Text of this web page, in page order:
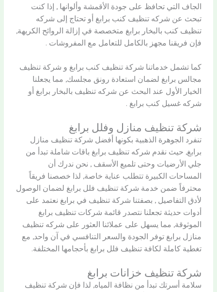
الجاف التي تحافظ على جودة الأقمشة وألوانها , إذا كنت
تبحث عن شركه تنظيف كنب برابغ أو تحتاج إلى شركه
تنظيف كنب بالبخار برابغ متخصصة في إزالة الروائح الكريهة,
فإن فريقنا مجهز بالكامل للتعامل مع المفروشات .
كما تشمل خدماتنا شركة تنظيف كنب برابغ و شركة تنظيف
مجالس برابغ لضمان استعادة رونق مجلسك, مما يجعلنا
الخيار الأول عند البحث عن شركه تنظيف بالبخار برابغ أو
شركه غسيل كنب برابغ .
شركة تنظيف منازل وفلل برابغ
تنفرد الجوهرة الذهبية بكونها أفضل شركة تنظيف منازل
برابغ, حيث نقدم شركه تنظيف برابغ باقات شاملة تبدأ من
جلي الأرضيات وحتى تلميع الأسقف , نحن ندرك أن
المساحات الكبيرة تتطلب عناية خاصة, لذا خصصنا فريقاً
محترفاً ضمن خدمة شركة تنظيف فلل برابغ لضمان الوصول
لأدق التفاصيل , بصفتنا شركة تنظيف في برابغ نعتمد على
أدوات حديثة تجعلنا نتصدر قائمة شركات تنظيف برابغ
الموثوقة, مما يسهل على عملائنا العثور على شركه تنظيف
منازل برابغ توفر الجودة والسعر التنافسي في آن واحد, مع
تغطية كاملة لكافة تنظيف فلل برابغ بأحجامها المختلفة.
شركة تنظيف خزانات برابغ
سلامة أسرتك تبدأ من نظافة المياه, لذا فإن شركة تنظيف